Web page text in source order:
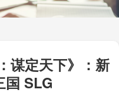
谋定天下》：新
国 SLG